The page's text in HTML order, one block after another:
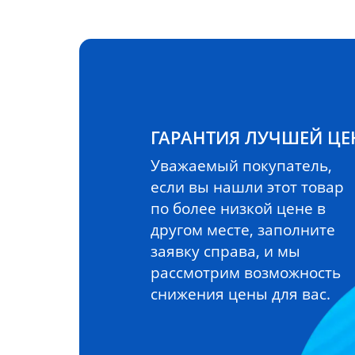
ГАРАНТИЯ ЛУЧШЕЙ
Уважаемый покупатель,
если вы нашли этот товар
по более низкой цене в
другом месте, заполните
заявку справа, и мы
рассмотрим возможность
снижения цены для вас.